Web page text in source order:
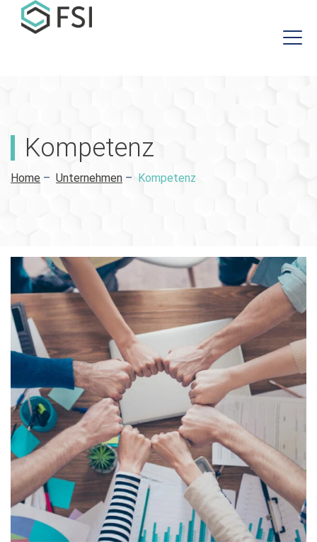
Kompetenz
Home – Unternehmen – Kompetenz